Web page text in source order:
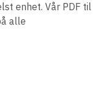
enhet. Vår PDF til
alle